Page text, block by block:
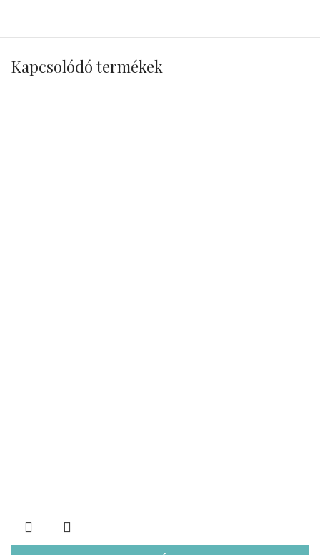
Kapcsolódó termékek